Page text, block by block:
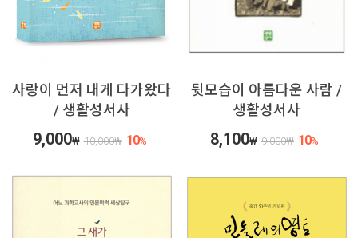
사랑이 먼저 내게 다가왔다
/ 생활성서사
9,000₩ 10,000₩ 10%
뒷모습이 아름다운 사람 /
생활성서사
8,100₩ 9,000₩ 10%